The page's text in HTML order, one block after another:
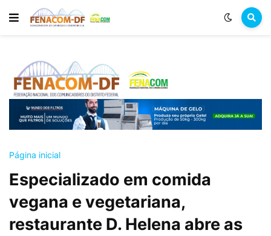
Página inicial
Especializado em comida
vegana e vegetariana,
restaurante D. Helena abre as